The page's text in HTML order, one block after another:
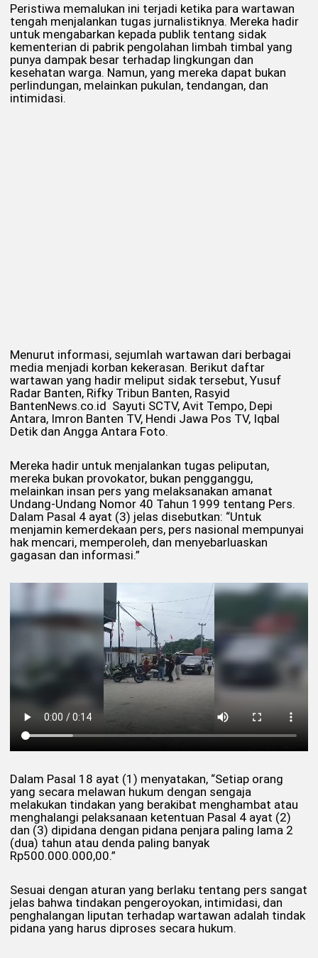
Peristiwa memalukan ini terjadi ketika para wartawan
tengah menjalankan tugas jurnalistiknya. Mereka hadir
untuk mengabarkan kepada publik tentang sidak
kementerian di pabrik pengolahan limbah timbal yang
punya dampak besar terhadap lingkungan dan
kesehatan warga. Namun, yang mereka dapat bukan
perlindungan, melainkan pukulan, tendangan, dan
intimidasi.
Menurut informasi, sejumlah wartawan dari berbagai
media menjadi korban kekerasan. Berikut daftar
wartawan yang hadir meliput sidak tersebut, Yusuf
Radar Banten, Rifky Tribun Banten, Rasyid
BantenNews.co.id Sayuti SCTV, Avit Tempo, Depi
Antara, Imron Banten TV, Hendi Jawa Pos TV, Iqbal
Detik dan Angga Antara Foto.
Mereka hadir untuk menjalankan tugas peliputan,
mereka bukan provokator, bukan pengganggu,
melainkan insan pers yang melaksanakan amanat
Undang-Undang Nomor 40 Tahun 1999 tentang Pers.
Dalam Pasal 4 ayat (3) jelas disebutkan: “Untuk
menjamin kemerdekaan pers, pers nasional mempunyai
hak mencari, memperoleh, dan menyebarluaskan
gagasan dan informasi.”
Dalam Pasal 18 ayat (1) menyatakan, “Setiap orang
yang secara melawan hukum dengan sengaja
melakukan tindakan yang berakibat menghambat atau
menghalangi pelaksanaan ketentuan Pasal 4 ayat (2)
dan (3) dipidana dengan pidana penjara paling lama 2
(dua) tahun atau denda paling banyak
Rp500.000.000,00.”
Sesuai dengan aturan yang berlaku tentang pers sangat
jelas bahwa tindakan pengeroyokan, intimidasi, dan
penghalangan liputan terhadap wartawan adalah tindak
pidana yang harus diproses secara hukum.